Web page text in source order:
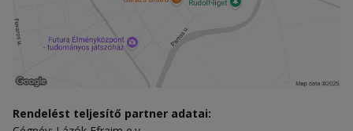
Rendelést teljesítő partner adatai: